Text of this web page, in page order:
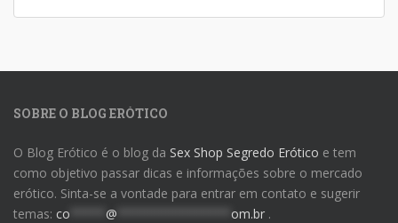
SOBRE O BLOG ERÓTICO
O Blog Erótico é o blog da Sex Shop Segredo Erótico e tem
como objetivo passar dicas e informações sobre o mercado
erótico. Sinta-se a vontade para entrar em contato e sugerir
temas: co @ om.br .